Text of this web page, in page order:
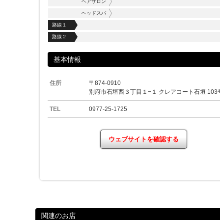
ヘアサロン
ヘッドスパ
路線１
路線２
基本情報
住所
〒874-0910
別府市石垣西３丁目１−１ クレアコート石垣 103
TEL 0977-25-1725
ウェブサイトを確認する
関連のお店